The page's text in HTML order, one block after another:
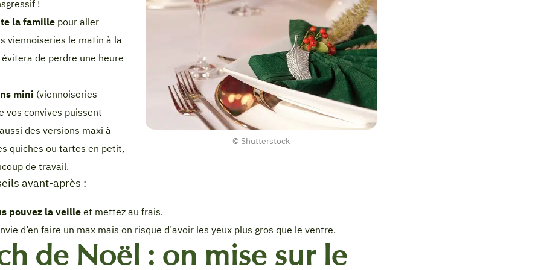
!
la famille pour aller
viennoiseries le matin à la
de perdre une heure
mini (viennoiseries
vos convives puissent
des versions maxi à
quiches ou tartes en petit,
de travail.
© Shutterstock
avant-après :
pouvez la veille et mettez au frais.
d’en faire un max mais on risque d’avoir les yeux plus gros que le ventre.
de Noël : on mise sur le